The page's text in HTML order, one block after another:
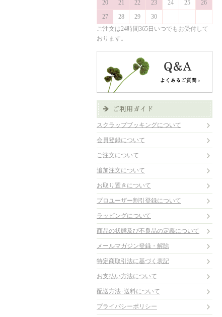
20
21 22 23 24 25
26
27
28 29
30
ご注文は24時間365日いつでもお受付して
おります。
スクラップブッキングについて
会員登録について
ご注文について
追加注文について
お取り置きについて
プロユーザー割引登録について
ラッピングについて
商品の状態及び不良品の定義について
メールマガジン登録・解除
特定商取引法に基づく表記
お支払い方法について
配送方法･送料について
プライバシーポリシー